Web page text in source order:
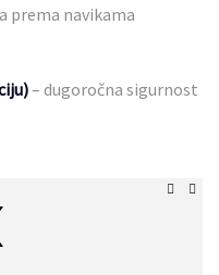
prema navikama
– dugoročna sigurnost